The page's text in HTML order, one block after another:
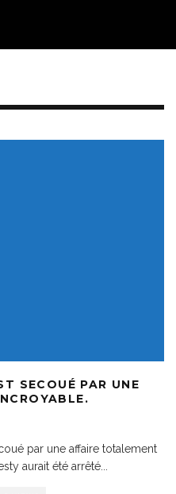
SECOUÉ PAR UNE
par une affaire totalement
aurait été arrêté